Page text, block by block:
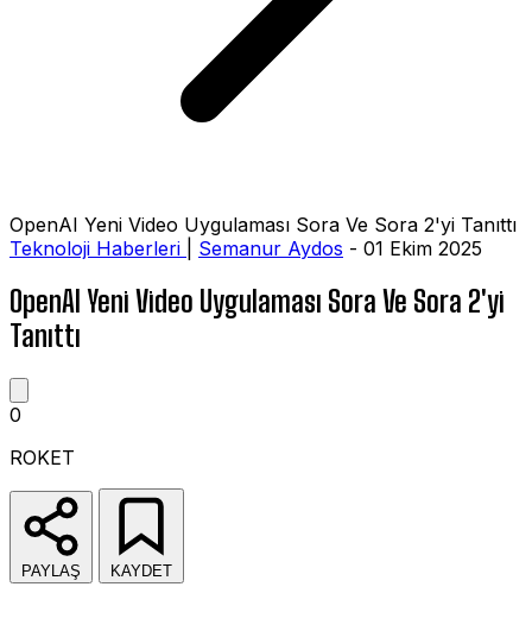
OpenAI Yeni Video Uygulaması Sora Ve Sora 2'yi Tanıttı
Teknoloji Haberleri
Semanur Aydos - 01 Ekim 2025
OpenAI Yeni Video Uygulaması Sora Ve Sora 2'yi
Tanıttı
0
ROKET
PAYLAŞ KAYDET